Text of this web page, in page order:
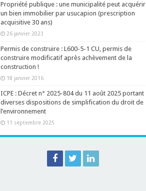
Propriété publique : une municipalité peut acquérir
un bien immobilier par usucapion (prescription
acquisitive 30 ans)
26 janvier 2023
Permis de construire : L600-5-1 CU, permis de
construire modificatif après achèvement de la
construction !
18 janvier 2016
ICPE : Décret n° 2025-804 du 11 août 2025 portant
diverses dispositions de simplification du droit de
l’environnement
11 septembre 2025